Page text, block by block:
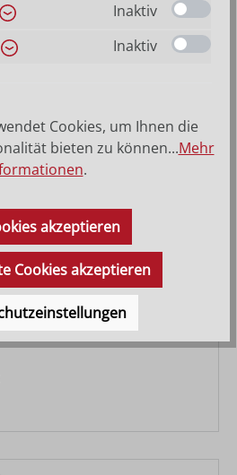
Stall Nr. 4708 7-teilig
Inaktiv
Inaktiv
Cookies, um Ihnen die
bieten zu können...Mehr
.
akzeptieren
Cookies akzeptieren